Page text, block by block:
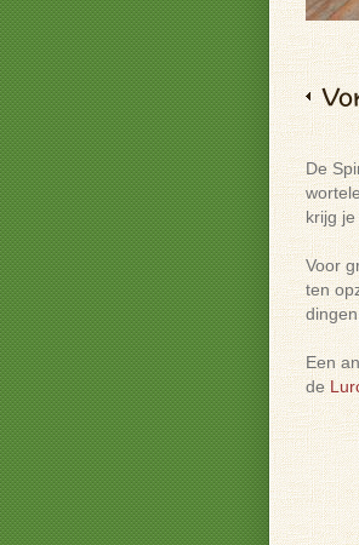
De
krijg
Voor
ten
Een
de